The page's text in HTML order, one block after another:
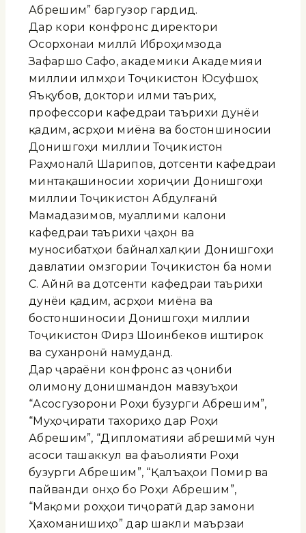
Абрешим” баргузор гардид.
Дар кори конфронс директори
Осорхонаи миллӣ Иброҳимзода
Зафаршо Сафо, академики Академияи
миллии илмҳои Тоҷикистон Юсуфшоҳ
Яъқубов, доктори илми таърих,
профессори кафедраи таърихи дунёи
қадим, асрҳои миёна ва бостоншиносии
Донишгоҳи миллии Тоҷикистон
Раҳмоналӣ Шарипов, дотсенти кафедраи
минтақашиносии хориҷии Донишгоҳи
миллии Тоҷикистон Абдулғанӣ
Мамадазимов, муаллими калони
кафедраи таърихи ҷаҳон ва
муносибатҳои байналхалқии Донишгоҳи
давлатии омӯзгории Тоҷикистон ба номи
С. Айнӣ ва дотсенти кафедраи таърихи
дунёи қадим, асрҳои миёна ва
бостоншиносии Донишгоҳи миллии
Тоҷикистон Фирӯз Шоинбеков иштирок
ва суханронӣ намуданд.
Дар ҷараёни конфронс аз ҷониби
олимону донишмандон мавзуъҳои
“Асосгузорони Роҳи бузурги Абрешим”,
“Муҳоҷирати тахориҳо дар Роҳи
Абрешим”, “Дипломатияи абрешимӣ чун
асоси ташаккул ва фаъолияти Роҳи
бузурги Абрешим”, “Қалъаҳои Помир ва
пайванди онҳо бо Роҳи Абрешим”,
“Мақоми роҳҳои тиҷоратӣ дар замони
Ҳахоманишиҳо” дар шакли маърӯзаи